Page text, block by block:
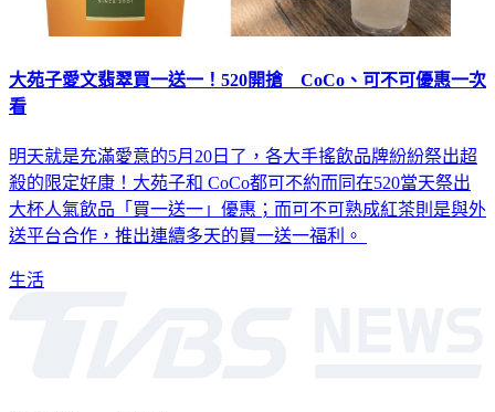
大苑子愛文翡翠買一送一！520開搶 CoCo、可不可優惠一次
看
明天就是充滿愛意的5月20日了，各大手搖飲品牌紛紛祭出超
殺的限定好康！大苑子和 CoCo都可不約而同在520當天祭出
大杯人氣飲品「買一送一」優惠；而可不可熟成紅茶則是與外
送平台合作，推出連續多天的買一送一福利。
生活